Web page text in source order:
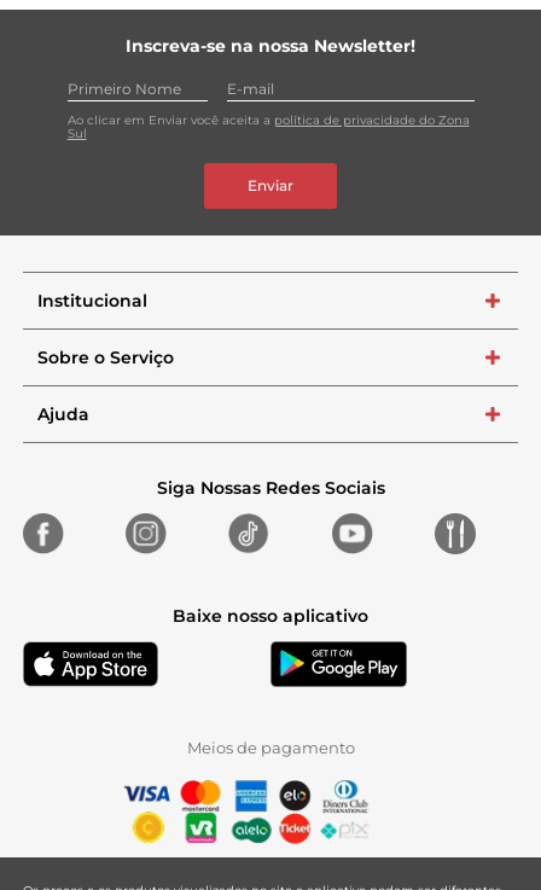
Inscreva-se na nossa Newsletter!
Ao clicar em Enviar você aceita a política de privacidade do Zona
Sul
Enviar
Institucional +
Sobre o Serviço +
Ajuda +
Siga Nossas Redes Sociais
Baixe nosso aplicativo
Meios de pagamento